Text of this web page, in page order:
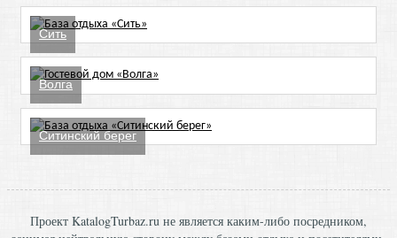
Сить
Волга
Ситинский берег
Проект KatalogTurbaz.ru не является каким-либо посредником,